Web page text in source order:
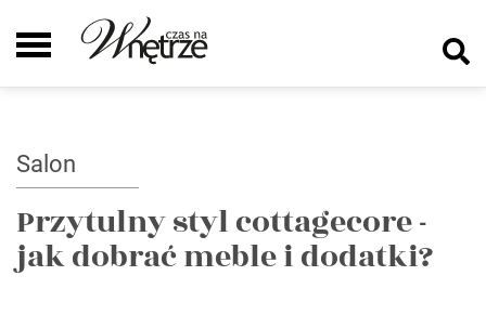
Salon
Przytulny styl cottagecore -
jak dobrać meble i dodatki?